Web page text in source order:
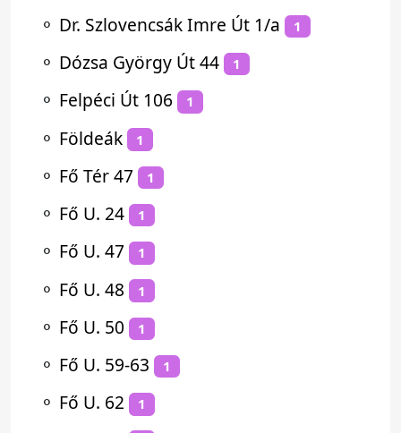
⚬ Dr. Szlovencsák Imre Út 1/a 1
⚬ Dózsa György Út 44 1
⚬ Felpéci Út 106 1
⚬ Földeák 1
⚬ Fő Tér 47 1
⚬ Fő U. 24 1
⚬ Fő U. 47 1
⚬ Fő U. 48 1
⚬ Fő U. 50 1
⚬ Fő U. 59-63 1
⚬ Fő U. 62 1